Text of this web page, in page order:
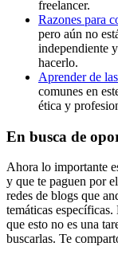
freelancer.
Razones para
pero aún no
independiente
hacerlo.
Aprender de
comunes en
ética y
En busca de
Ahora lo importante
y que te paguen por
redes de blogs que
temáticas
que esto no es una
buscarlas. Te